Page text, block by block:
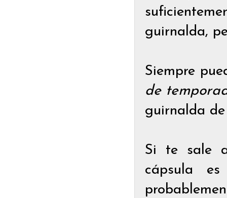
guirnalda,
Siempre
de
guirnalda
Si te sale
cápsula